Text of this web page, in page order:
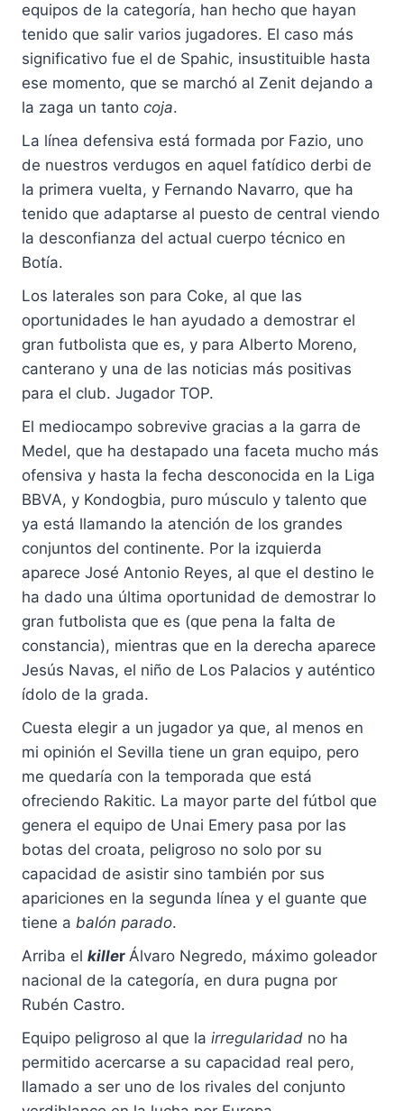
equipos de la categoría, han hecho que hayan
tenido que salir varios jugadores. El caso más
significativo fue el de Spahic, insustituible hasta
ese momento, que se marchó al Zenit dejando a
la zaga un tanto coja.
La línea defensiva está formada por Fazio, uno
de nuestros verdugos en aquel fatídico derbi de
la primera vuelta, y Fernando Navarro, que ha
tenido que adaptarse al puesto de central viendo
la desconfianza del actual cuerpo técnico en
Botía.
Los laterales son para Coke, al que las
oportunidades le han ayudado a demostrar el
gran futbolista que es, y para Alberto Moreno,
canterano y una de las noticias más positivas
para el club. Jugador TOP.
El mediocampo sobrevive gracias a la garra de
Medel, que ha destapado una faceta mucho más
ofensiva y hasta la fecha desconocida en la Liga
BBVA, y Kondogbia, puro músculo y talento que
ya está llamando la atención de los grandes
conjuntos del continente. Por la izquierda
aparece José Antonio Reyes, al que el destino le
ha dado una última oportunidad de demostrar lo
gran futbolista que es (que pena la falta de
constancia), mientras que en la derecha aparece
Jesús Navas, el niño de Los Palacios y auténtico
ídolo de la grada.
Cuesta elegir a un jugador ya que, al menos en
mi opinión el Sevilla tiene un gran equipo, pero
me quedaría con la temporada que está
ofreciendo Rakitic. La mayor parte del fútbol que
genera el equipo de Unai Emery pasa por las
botas del croata, peligroso no solo por su
capacidad de asistir sino también por sus
apariciones en la segunda línea y el guante que
tiene a balón parado.
Arriba el killer Álvaro Negredo, máximo goleador
nacional de la categoría, en dura pugna por
Rubén Castro.
Equipo peligroso al que la irregularidad no ha
permitido acercarse a su capacidad real pero,
llamado a ser uno de los rivales del conjunto